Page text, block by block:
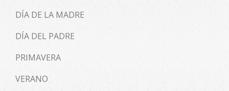
DÍA DE LA MADRE
DÍA DEL PADRE
PRIMAVERA
VERANO